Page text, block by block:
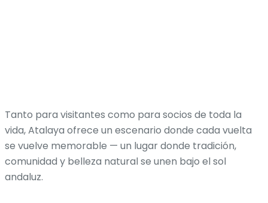
Tanto para visitantes como para socios de toda la
vida, Atalaya ofrece un escenario donde cada vuelta
se vuelve memorable — un lugar donde tradición,
comunidad y belleza natural se unen bajo el sol
andaluz.